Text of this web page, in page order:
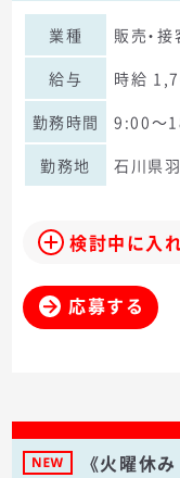
業種
販売・接
給与
時給
勤務時間
9:00～
勤務地
石川県
検討中に入
応募する
《火曜休